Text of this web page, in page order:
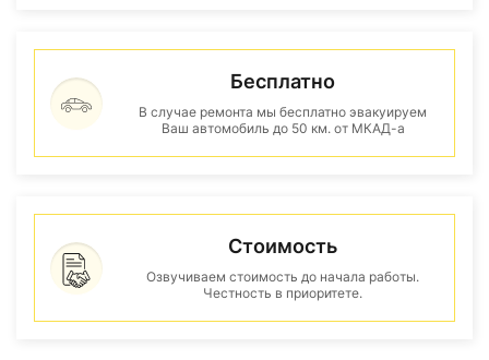
Бесплатно
В случае ремонта мы бесплатно эвакуируем
Ваш автомобиль до 50 км. от МКАД-а
Стоимость
Озвучиваем стоимость до начала работы.
Честность в приоритете.